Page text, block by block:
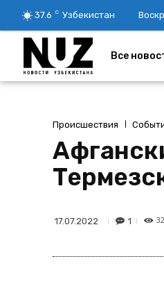
37.6 C Узбекистан
Все
Происшествия
17.07.2022 1